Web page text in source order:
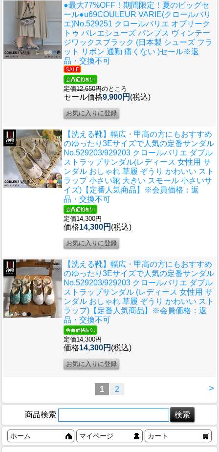
●最大77%OFF！期間限定！夏のビッグセ
ール●u69COULEUR VARIE(クロールバリ
エ)No.529251 クロールバリエ オブリーク
トゥ バレエシューズ パンプス ヴィンテー
ジワックスブラック (日本製 シューズ フラ
ット リボン 通勤 痛くない )セール※返
品・交換不可
定価12,650円のところ
セール価格9,900円 (税込)
【洗える靴】幅広・甲高の方にもおすすめ
のゆったり3Eサイズで人気の定番サンダル
No.529203/929203 クロールバリエ ダブル
ストラップサンダル(レディース 女性用 サ
ンダル おしゃれ 草履 ぞうり かわいい スト
ラップ 小さい靴 大きい スモール 小さいサ
イズ)【定番人気商品】※会員価格：返
品・交換不可
定価14,300円
価格14,300円 (税込)
【洗える靴】幅広・甲高の方にもおすすめ
のゆったり3Eサイズで人気の定番サンダル
No.529203/929203 クロールバリエ ダブル
ストラップサンダル (レディース 女性用 サ
ンダル おしゃれ 草履 ぞうり かわいい スト
ラップ)【定番人気商品】※会員価格：返
品・交換不可
定価14,300円
価格14,300円 (税込)
>
1 2
商品検索
ホーム マイページ カート